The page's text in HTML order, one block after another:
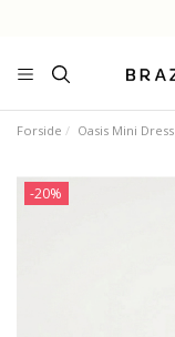
Forside Oasis Mini Dress
-20%